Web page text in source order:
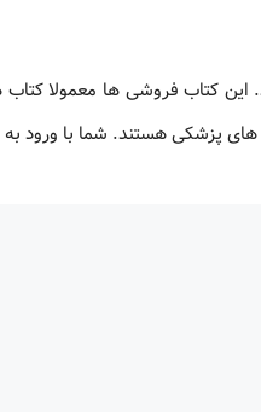
کتاب فروشی ها معمولا کتاب
پزشکی هستند. شما با ورود